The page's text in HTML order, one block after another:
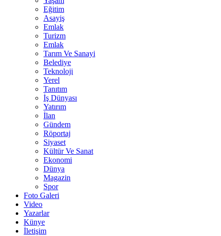
Eğitim
Asayiş
Emlak
Turizm
Emlak
Tarım Ve Sanayi
Belediye
Teknoloji
Yerel
Tanıtım
İş Dünyası
Yatırım
İlan
Gündem
Röportaj
Siyaset
Kültür Ve Sanat
Ekonomi
Dünya
Magazin
Spor
Foto Galeri
Video
Yazarlar
Künye
İletişim